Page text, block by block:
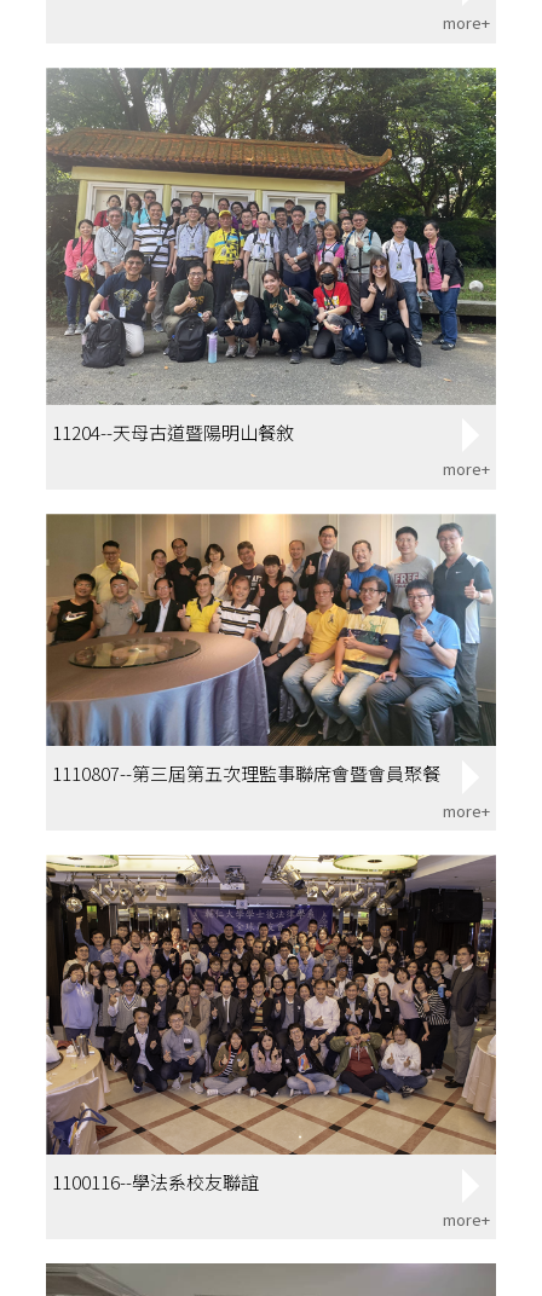
more+
11204--天母古道暨陽明山餐敘
more+
1110807--第三屆第五次理監事聯席會暨會員聚餐
more+
1100116--學法系校友聯誼
more+